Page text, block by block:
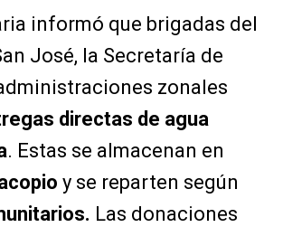
informó que brigadas del
José, la Secretaría de
zonales
directas de agua
. Estas se almacenan en
y se reparten según
Las donaciones